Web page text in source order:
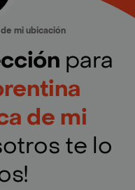
mi ubicación
para
de mi
te lo